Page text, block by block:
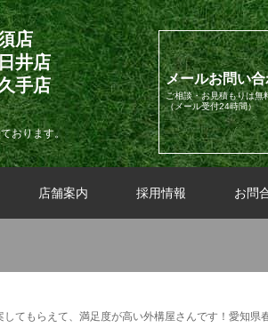
店
井店
手店
おります。
メールお問い
ご相談・お見積もりは無
（メール受付24時間）
店舗案内 採用情報 お問
てもらえて、満足度が高い外構屋さんです！愛知県